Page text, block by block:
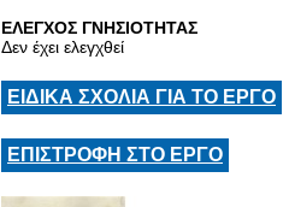
ΕΛΕΓΧΟΣ ΓΝΗΣΙΟΤΗΤΑΣ
Δεν έχει ελεγχθεί
ΕΙΔΙΚΑ ΣΧΟΛΙΑ ΓΙΑ ΤΟ ΕΡΓΟ
ΕΠΙΣΤΡΟΦΗ ΣΤΟ ΕΡΓΟ